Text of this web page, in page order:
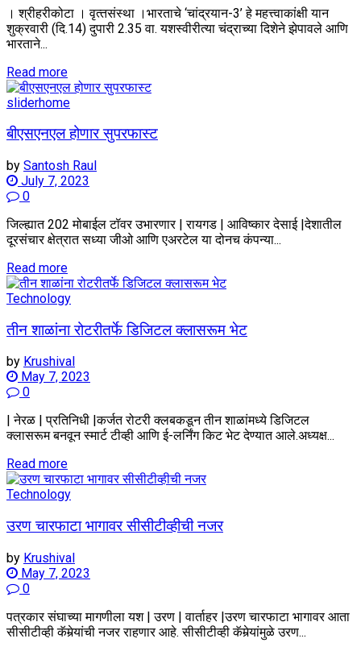
। श्रीहरीकोटा । वृत्‍तसंस्था ।भारताचे ‘चांद्रयान-3’ हे महत्त्वाकांक्षी यान
शुक्रवारी (दि.14) दुपारी 2.35 वा. यशस्वीरीत्या चंद्राच्या दिशेने झेपावले आणि
भारताने...
Read moreDetails
sliderhome
बीएसएनएल होणार सुपरफास्ट
by Santosh Raul
July 7, 2023
0
जिल्ह्यात 202 मोबाईल टॉवर उभारणार | रायगड | आविष्कार देसाई |देशातील
दूरसंचार क्षेत्रात सध्या जीओ आणि एअरटेल या दोनच कंपन्या...
Read moreDetails
Technology
तीन शाळांना रोटरीतर्फे डिजिटल क्लासरूम भेट
by Krushival
May 7, 2023
0
| नेरळ | प्रतिनिधी |कर्जत रोटरी क्लबकडून तीन शाळांमध्ये डिजिटल
क्लासरूम बनवून स्मार्ट टीव्ही आणि ई-लर्निंग किट भेट देण्यात आले.अध्यक्ष...
Read moreDetails
Technology
उरण चारफाटा भागावर सीसीटीव्हीची नजर
by Krushival
May 7, 2023
0
पत्रकार संघाच्या मागणीला यश | उरण | वार्ताहर |उरण चारफाटा भागावर आता
सीसीटीव्ही कॅमेर्‍यांची नजर राहणार आहे. सीसीटीव्ही कॅमेर्‍यांमुळे उरण...